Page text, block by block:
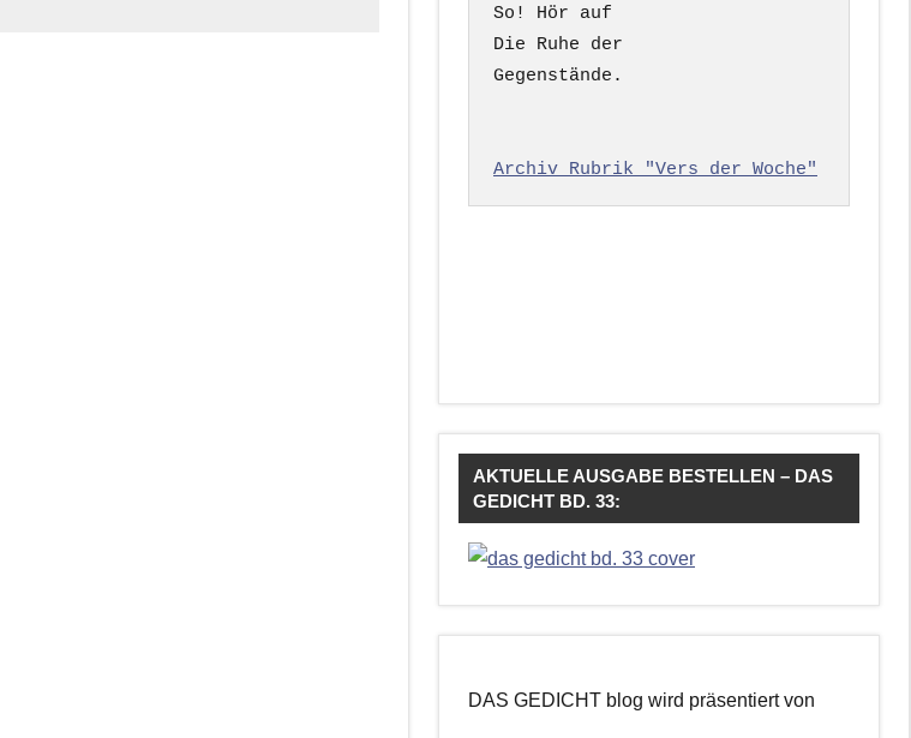
So! Hör auf
Die Ruhe der
Gegenstände.
Archiv Rubrik "Vers der Woche"
AKTUELLE AUSGABE BESTELLEN – DAS
GEDICHT BD. 33:
DAS GEDICHT blog wird präsentiert von